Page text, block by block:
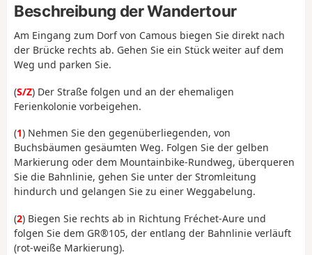
Beschreibung der Wandertour
Am Eingang zum Dorf von Camous biegen Sie direkt nach
der Brücke rechts ab. Gehen Sie ein Stück weiter auf dem
Weg und parken Sie.
(S/Z) Der Straße folgen und an der ehemaligen
Ferienkolonie vorbeigehen.
(1) Nehmen Sie den gegenüberliegenden, von
Buchsbäumen gesäumten Weg. Folgen Sie der gelben
Markierung oder dem Mountainbike-Rundweg, überqueren
Sie die Bahnlinie, gehen Sie unter der Stromleitung
hindurch und gelangen Sie zu einer Weggabelung.
(2) Biegen Sie rechts ab in Richtung Fréchet-Aure und
folgen Sie dem GR®105, der entlang der Bahnlinie verläuft
(rot-weiße Markierung).